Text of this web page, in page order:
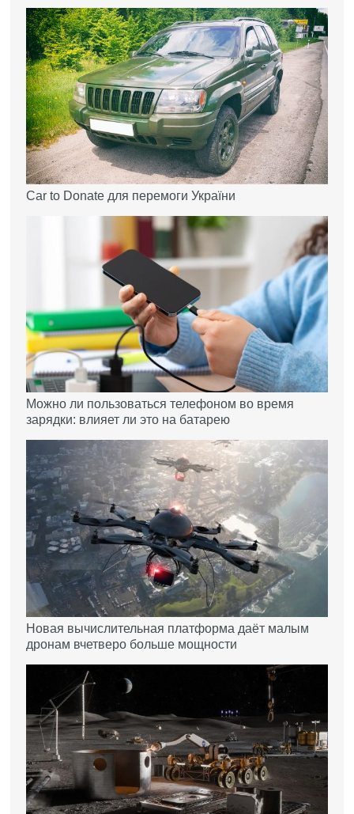
Car to Donate для перемоги України
Можно ли пользоваться телефоном во время
зарядки: влияет ли это на батарею
Новая вычислительная платформа даёт малым
дронам вчетверо больше мощности